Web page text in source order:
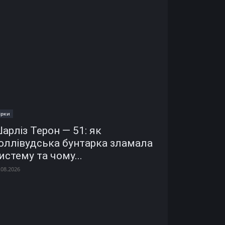
Терон — 51: як
бунтарка зламала
та чому...